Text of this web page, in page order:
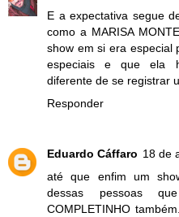
E a expectativa segue
como a MARISA
show em si era especial
especiais e que ela
diferente de se registrar
Responder
Eduardo Cáffaro 18 de
até que enfim um
dessas pessoas
COMPLETINHO